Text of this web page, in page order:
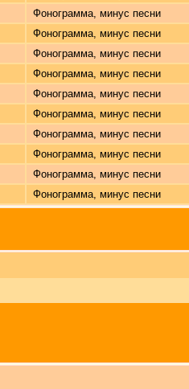
Фонограмма, минус песни
Фонограмма, минус песни
Фонограмма, минус песни
Фонограмма, минус песни
Фонограмма, минус песни
Фонограмма, минус песни
Фонограмма, минус песни
Фонограмма, минус песни
Фонограмма, минус песни
Фонограмма, минус песни